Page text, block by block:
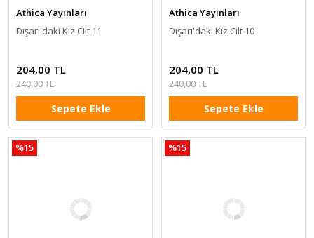
Athica Yayınları
Dışarı'daki Kız Cilt 11
204,00 TL
240,00 TL
Sepete Ekle
Athica Yayınları
Dışarı'daki Kız Cilt 10
204,00 TL
240,00 TL
Sepete Ekle
%15 %15